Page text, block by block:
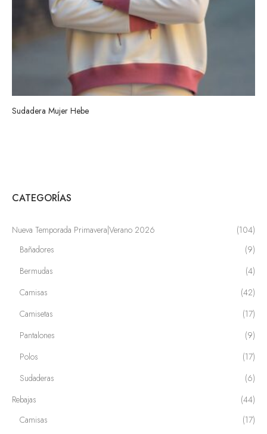
Sudadera Mujer Hebe
CATEGORÍAS
Nueva Temporada Primavera|Verano 2026
(104)
Bañadores
(9)
Bermudas
(4)
Camisas
(42)
Camisetas
(17)
Pantalones
(9)
Polos
(17)
Sudaderas
(6)
Rebajas
(44)
Camisas
(17)